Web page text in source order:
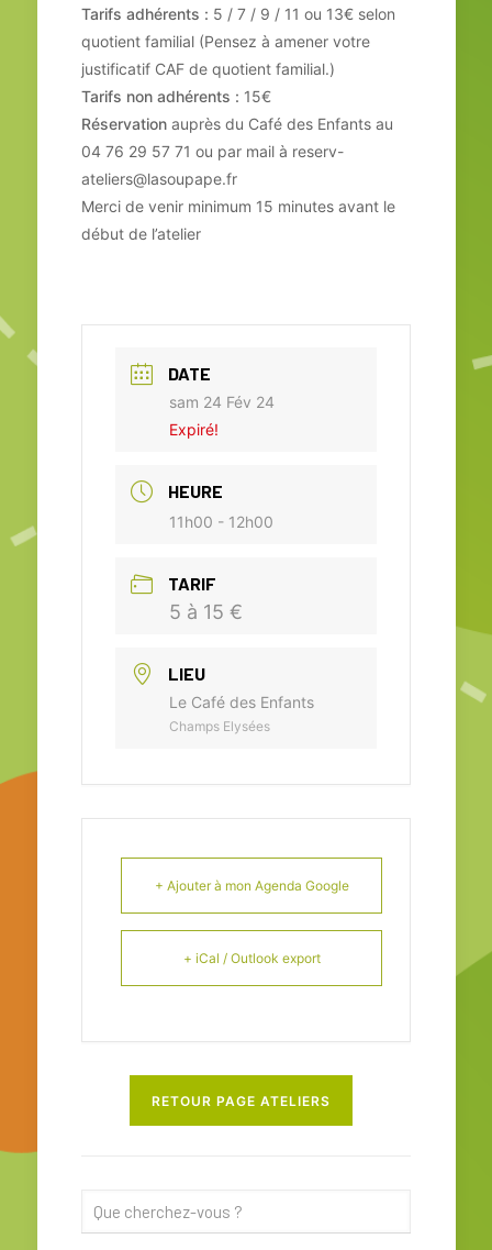
Tarifs adhérents : 5 / 7 / 9 / 11 ou 13€ selon
quotient familial (Pensez à amener votre
justificatif CAF de quotient familial.)
Tarifs non adhérents : 15€
Réservation auprès du Café des Enfants au
04 76 29 57 71 ou par mail à reserv-
ateliers@lasoupape.fr
Merci de venir minimum 15 minutes avant le
début de l’atelier
DATE
sam 24 Fév 24
Expiré!
HEURE
11h00 - 12h00
TARIF
5 à 15 €
LIEU
Le Café des Enfants
Champs Elysées
+ Ajouter à mon Agenda Google
+ iCal / Outlook export
RETOUR PAGE ATELIERS